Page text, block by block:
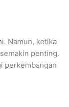
Namun, ketika
penting.
perkembangan